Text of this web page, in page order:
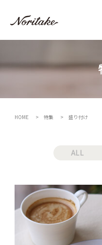
HOME 特集 盛り付け
ALL